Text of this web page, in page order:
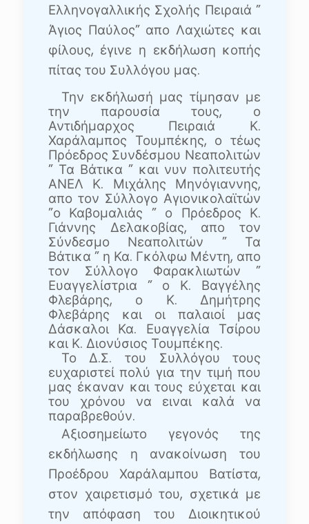
Ελληνογαλλικής Σχολής Πειραιά ”
Άγιος Παύλος” απο Λαχιώτες και
φίλους, έγινε η εκδήλωση κοπής
πίτας του Συλλόγου μας.
Την εκδήλωσή μας τίμησαν με
την παρουσία τους, ο
Αντιδήμαρχος Πειραιά Κ.
Χαράλαμπος Τουμπέκης, ο τέως
Πρόεδρος Συνδέσμου Νεαπολιτών
” Τα Βάτικα ” και νυν πολιτευτής
ΑΝΕΛ Κ. Μιχάλης Μηνόγιαννης,
απο τον Σύλλογο Αγιονικολαϊτών
”ο Καβομαλιάς ” ο Πρόεδρος Κ.
Γιάννης Δελακοβίας, απο τον
Σύνδεσμο Νεαπολιτών ” Τα
Βάτικα ” η Κα. Γκόλφω Μέντη, απο
τον Σύλλογο Φαρακλιωτών ”
Ευαγγελίστρια ” ο Κ. Βαγγέλης
Φλεβάρης, ο Κ. Δημήτρης
Φλεβάρης και οι παλαιοί μας
Δάσκαλοι Κα. Ευαγγελία Τσίρου
και Κ. Διονύσιος Τουμπέκης.
Το Δ.Σ. του Συλλόγου τους
ευχαριστεί πολύ για την τιμή που
μας έκαναν και τους εύχεται και
του χρόνου να ειναι καλά να
παραβρεθούν.
Αξιοσημείωτο γεγονός της
εκδήλωσης η ανακοίνωση του
Προέδρου Χαράλαμπου Βατίστα,
στον χαιρετισμό του, σχετικά με
την απόφαση του Διοικητικού